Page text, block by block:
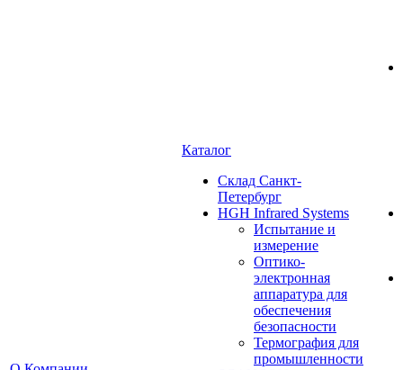
Каталог
Cклад Санкт-
Петербург
HGH Infrared Systems
Испытание и
измерение
Оптико-
электронная
аппаратура для
обеспечения
безопасности
Термография для
промышленности